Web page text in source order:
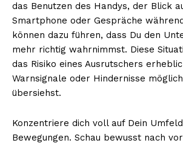
das Benutzen des Handys, der Blick
Smartphone oder Gespräche
können dazu führen, dass Du den
mehr richtig wahrnimmst. Diese
das Risiko eines Ausrutschers
Warnsignale oder Hindernisse
übersiehst.
Konzentriere dich voll auf Dein
Bewegungen. Schau bewusst nach